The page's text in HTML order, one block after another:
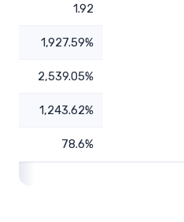
1.92
1,927.59%
2,539.05%
1,243.62%
78.6%